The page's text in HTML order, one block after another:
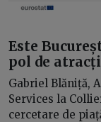
Este
pol de
Gabriel Blăniță,
Services la
cercetare de